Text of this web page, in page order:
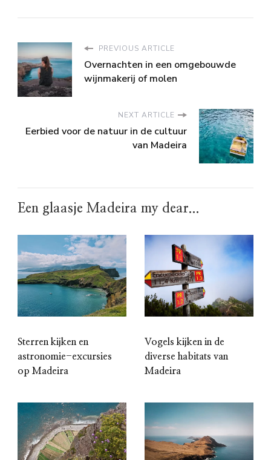
PREVIOUS ARTICLE
Overnachten in een omgebouwde
wijnmakerij of molen
NEXT ARTICLE
Eerbied voor de natuur in de cultuur
van Madeira
Een glaasje Madeira my dear...
Sterren kijken en
astronomie-excursies
op Madeira
Vogels kijken in de
diverse habitats van
Madeira